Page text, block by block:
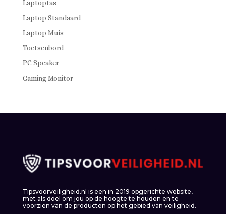
Laptoptas
Laptop Standaard
Laptop Muis
Toetsenbord
PC Speaker
Gaming Monitor
Tipsvoorveiligheid.nl is een in 2019 opgerichte website,
met als doel om jou op de hoogte te houden en te
voorzien van de producten op het gebied van veiligheid.